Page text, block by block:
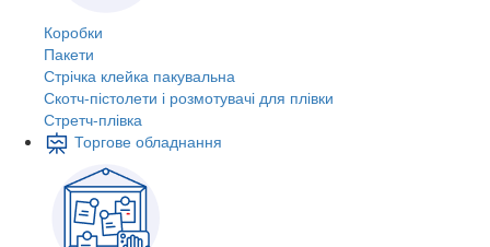
Коробки
Пакети
Стрічка клейка пакувальна
Скотч-пістолети і розмотувачі для плівки
Стретч-плівка
Торгове обладнання